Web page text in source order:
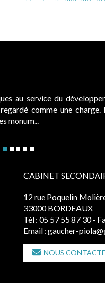
au service du
comme une
monum...
CABINET
12 rue Poquelin
33000 BORDEAUX
Tél : 05 57 55 87 30 -
Email : gaucher-
NOUS